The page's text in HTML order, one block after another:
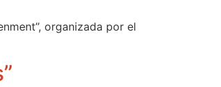
organizada por el